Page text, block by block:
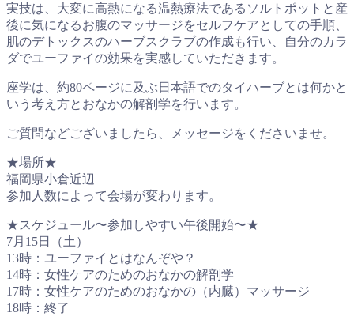
実技は、大変に高熱になる温熱療法であるソルトポットと産
後に気になるお腹のマッサージをセルフケアとしての手順、
肌のデトックスのハーブスクラブの作成も行い、自分のカラ
ダでユーファイの効果を実感していただきます。
座学は、約80ページに及ぶ日本語でのタイハーブとは何かと
いう考え方とおなかの解剖学を行います。
ご質問などございましたら、メッセージをくださいませ。
★場所★
福岡県小倉近辺
参加人数によって会場が変わります。
★スケジュール〜参加しやすい午後開始〜★
7月15日（土）
13時：ユーファイとはなんぞや？
14時：女性ケアのためのおなかの解剖学
17時：女性ケアのためのおなかの（内臓）マッサージ
18時：終了